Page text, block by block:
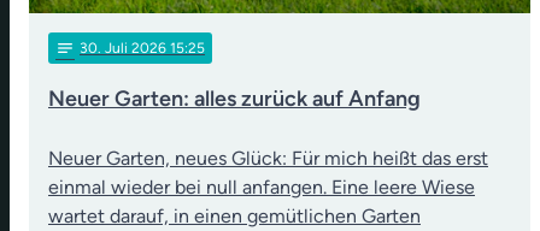
notes 30 . Juli 2026 15:25
Neuer Garten: alles zurück auf Anfang
Neuer Garten, neues Glück: Für mich heißt das erst
einmal wieder bei null anfangen. Eine leere Wiese
wartet darauf, in einen gemütlichen Garten